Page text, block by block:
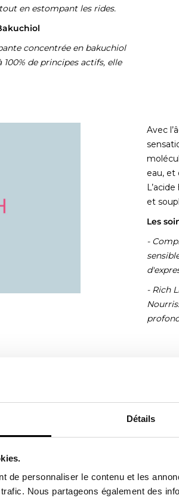
Détails
de personnaliser le contenu et les
Nous partageons également des
en estompant les rides.
concentrée en bakuchiol
de principes actifs, elle
Avec
eau, et
et
Les
-
- Rich
raviver l’éclat de toutes
En neutralisant les
et prévient l’apparition
du matin,
adore son effet bonne mine !
concentré en vitamine C
la pollution, le stress